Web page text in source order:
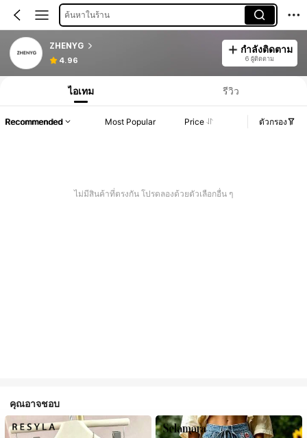
ค้นหาในร้าน
ZHENYG
4.96
กำลังติดตาม
6 ผู้ติดตาม
ไอเทม รีวิว
Recommended Most Popular Price ตัวกรอง
ไม่มีสินค้าที่ตรงกัน โปรดลองด้วยตัวเลือกอื่น ๆ
คุณอาจชอบ